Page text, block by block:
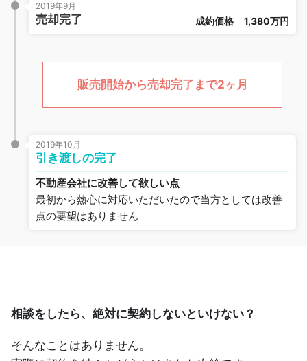
2019年9月
売却完了 成約価格 1,380万円
販売開始から売却完了まで2ヶ月
2019年10月
引き渡しの完了
不動産会社に改善して欲しい点
最初から熱心に対応いただいたので当方としては改善
点の要望はありません
相談をしたら、絶対に契約しないといけない？
そんなことはありません。